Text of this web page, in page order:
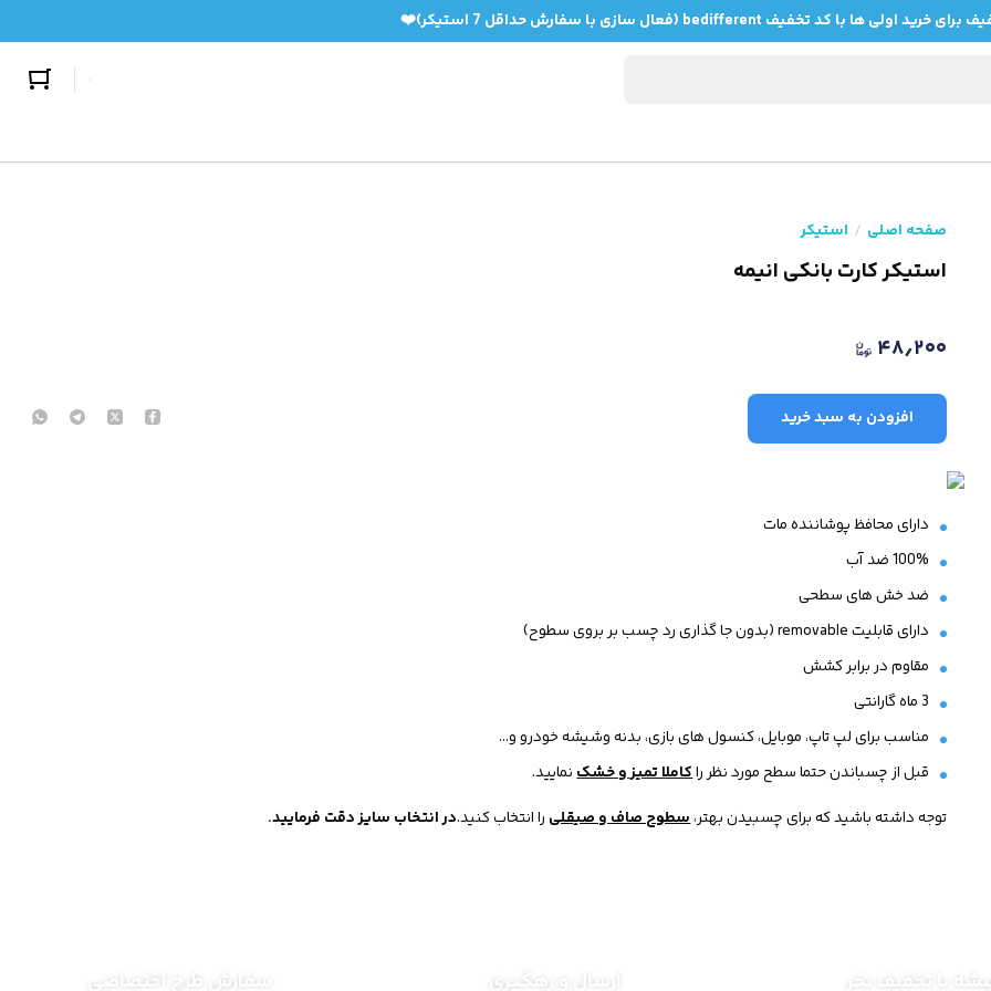
صفحه اصلی استیکر
استیکر کارت بانکی انیمه
۴۸٫۲۰۰
افزودن به سبد خرید
دارای محافظ پوشاننده مات
100% ضد آب
ضد خش های سطحی
دارای قابلیت removable (بدون جا گذاری رد چسب بر بروی سطوح)
مقاوم در برابر کشش
3 ماه گارانتی
مناسب برای لپ تاپ، موبایل، کنسول های بازی، بدنه وشیشه خودرو و...
قبل از چسباندن حتما سطح مورد نظر راکاملا تمیز و خشکنمایید.
توجه داشته باشید که برای چسبیدن بهتر،سطوح صاف و صیقلی را انتخاب کنید.در انتخاب سایز دقت فرمایید.
با تخفیف بخر ارسال و رهگیری سفارش طرح اختصاصی